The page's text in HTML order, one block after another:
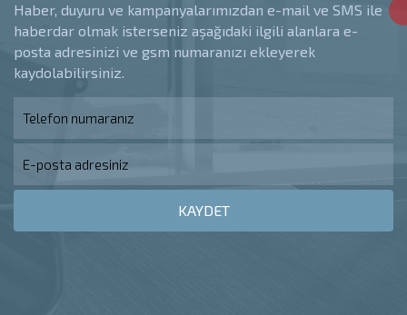
Haber, duyuru ve kampanyalarımızdan e-mail ve SMS ile
haberdar olmak isterseniz aşağıdaki ilgili alanlara e-
posta adresinizi ve gsm numaranızı ekleyerek
kaydolabilirsiniz.
KAYDET